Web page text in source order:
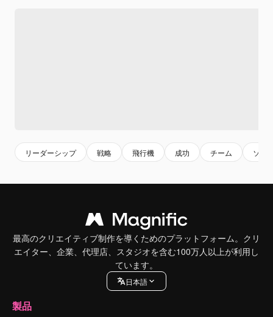
リーダーシップ 戦略 飛行機 成功 チーム ソリ
最高のクリエイティブ制作を導くためのプラットフォーム。クリ
エイター、企業、代理店、スタジオを含む100万人以上が利用し
ています。
日本語
製品